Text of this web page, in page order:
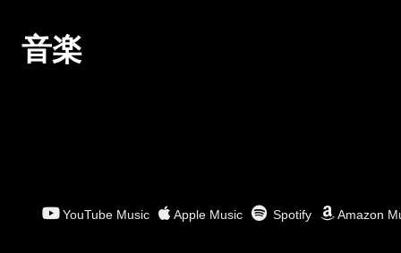
音楽
YouTube Music Apple Music Spotify Amazon